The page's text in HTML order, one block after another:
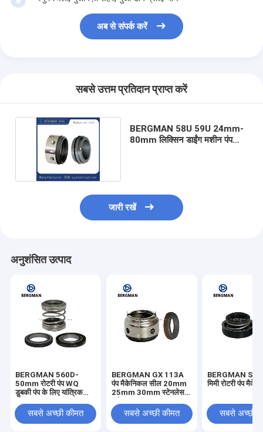
अब से संपर्क करें
सबसे उत्तम प्रतिदान प्राप्त करें
BERGMAN 58U 59U 24mm-
80mm लिक्सिन डाईंग मशीन पंप
जारी रखें
अनुशंसित उत्पाद
BERGMAN 560D-
50mm रोटरी पंप WQ
डुबकी पंप के लिए यांत्रिक
सबसे अच्छी कीमत
BERGMAN GX 113A
पंप मैकेनिकल सील 20mm
25mm 30mm स्टेनलेस
सबसे अच्छी कीमत
BERGMAN SB
मिमी रोटरी पंप
सबसे अच्छी